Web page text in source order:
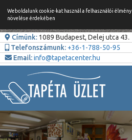
Weboldalunk cookie-kat használ a felhasználói élmény
növelése érdekében
Címünk: 1089 Budapest, Delej utca 43.
Telefonszámunk: +36-1-788-50-95
Email:info@tapetacenter.hu